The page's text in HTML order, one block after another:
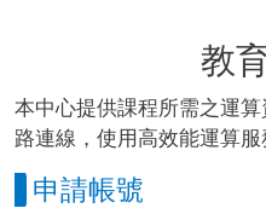
教
本中心提供課程所需之運
路連線，使用高效能運算服
申請帳號